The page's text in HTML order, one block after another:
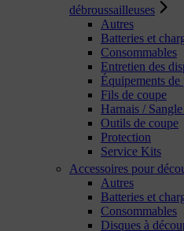
débroussailleuses
Autres
Batteries et
Consommables
Entretien des
Équipements
Fils de coupe
Harnais /
Outils de coupe
Protection
Service Kits
Accessoires pour
Autres
Batteries et
Consommables
Disques à